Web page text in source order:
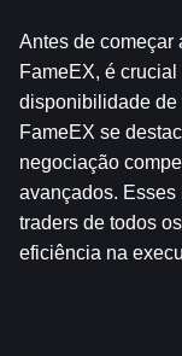
Antes de começar
FameEX, é
disponibilidade de
FameEX se
negociação
avançados.
traders de todos
eficiência na